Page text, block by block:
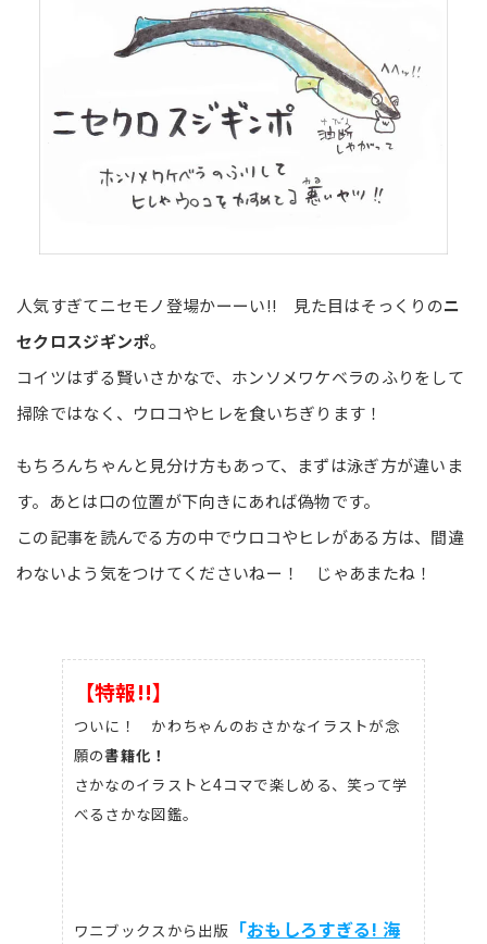
人気すぎてニセモノ登場かーーい!! 見た目はそっくりのニ
セクロスジギンポ。
コイツはずる賢いさかなで、ホンソメワケベラのふりをして
掃除ではなく、ウロコやヒレを食いちぎります！
もちろんちゃんと見分け方もあって、まずは泳ぎ方が違いま
す。あとは口の位置が下向きにあれば偽物です。
この記事を読んでる方の中でウロコやヒレがある方は、間違
わないよう気をつけてくださいねー！ じゃあまたね！
【特報!!】
ついに！ かわちゃんのおさかなイラストが念
願の書籍化！
さかなのイラストと4コマで楽しめる、笑って学
べるさかな図鑑。
ワニブックスから出版 「おもしろすぎる! 海